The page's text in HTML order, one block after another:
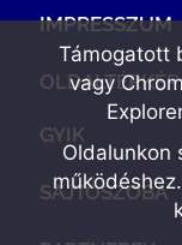
IMPRESSZUM
OLDALTÉRKÉP
GYIK
SAJTÓSZOBA
Támogatott
vagy
Oldalunkon